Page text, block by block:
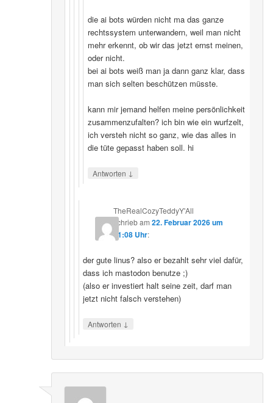
die ai bots würden nicht ma das ganze
rechtssystem unterwandern, weil man nicht
mehr erkennt, ob wir das jetzt ernst meinen,
oder nicht.
bei ai bots weiß man ja dann ganz klar, dass
man sich selten beschützen müsste.
kann mir jemand helfen meine persönlichkeit
zusammenzufalten? ich bin wie ein wurfzelt,
ich versteh nicht so ganz, wie das alles in
die tüte gepasst haben soll. hi
Antworten ↓
TheRealCozyTeddyY'All
schriebam22. Februar 2026 um
21:08 Uhr:
der gute linus? also er bezahlt sehr viel dafür,
dass ich mastodon benutze ;)
(also er investiert halt seine zeit, darf man
jetzt nicht falsch verstehen)
Antworten ↓